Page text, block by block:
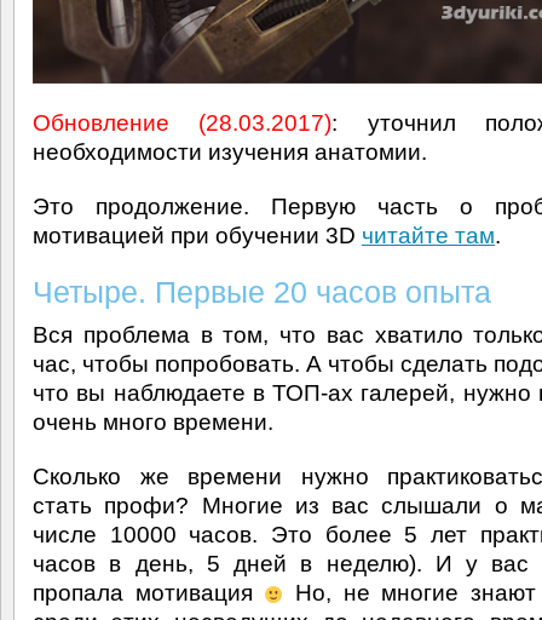
Обновление (28.03.2017): уточнил
необходимости изучения анатомии.
Это продолжение. Первую часть о
мотивацией при обучении 3D читайте там.
Четыре. Первые 20 часов опыта
Вся проблема в том, что вас хватило
час, чтобы попробовать. А чтобы сделать
что вы наблюдаете в ТОП-ах галерей, нужно
очень много времени.
Сколько же времени нужно
стать профи? Многие из вас слышали о
числе 10000 часов. Это более 5 лет
часов в день, 5 дней в неделю). И у вас
пропала мотивация
Но, не многие